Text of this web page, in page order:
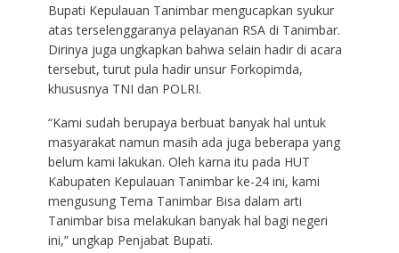
Bupati Kepulauan Tanimbar mengucapkan syukur
atas terselenggaranya pelayanan RSA di Tanimbar.
Dirinya juga ungkapkan bahwa selain hadir di acara
tersebut, turut pula hadir unsur Forkopimda,
khususnya TNI dan POLRI.
“Kami sudah berupaya berbuat banyak hal untuk
masyarakat namun masih ada juga beberapa yang
belum kami lakukan. Oleh karna itu pada HUT
Kabupaten Kepulauan Tanimbar ke-24 ini, kami
mengusung Tema Tanimbar Bisa dalam arti
Tanimbar bisa melakukan banyak hal bagi negeri
ini,” ungkap Penjabat Bupati.